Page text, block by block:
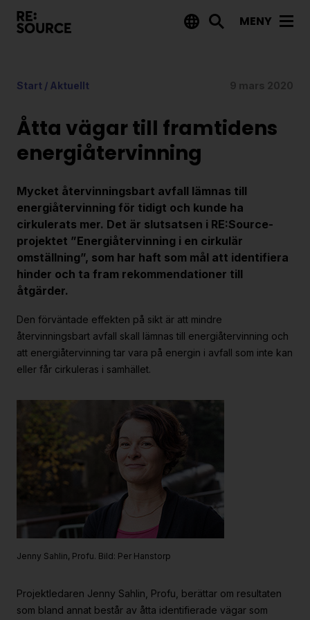
MENY
Nyheter
Tips på utlysningar
Projektdatabas
Rapporter från RE:Source
Finansiering
Strategiska projekt
För dig i projekt
Programorganisation
Innovationsagenda
Medlemskap
Grafisk profil och mallar
Start / Aktuellt 9 mars 2020
Åtta vägar till framtidens
energi­återvinning
Mycket återvinningsbart avfall lämnas till
energiåtervinning för tidigt och kunde ha
cirkulerats mer. Det är slutsatsen i RE:Source-
projektet ”Energiåtervinning i en cirkulär
omställning”, som har haft som mål att identifiera
hinder och ta fram rekommendationer till
åtgärder.
Den förväntade effekten på sikt är att mindre
återvinningsbart avfall skall lämnas till energiåtervinning och
att energiåtervinning tar vara på energin i avfall som inte kan
eller får cirkuleras i samhället.
Jenny Sahlin, Profu. Bild: Per Hanstorp
Projektledaren Jenny Sahlin, Profu, berättar om resultaten
som bland annat består av åtta identifierade vägar som